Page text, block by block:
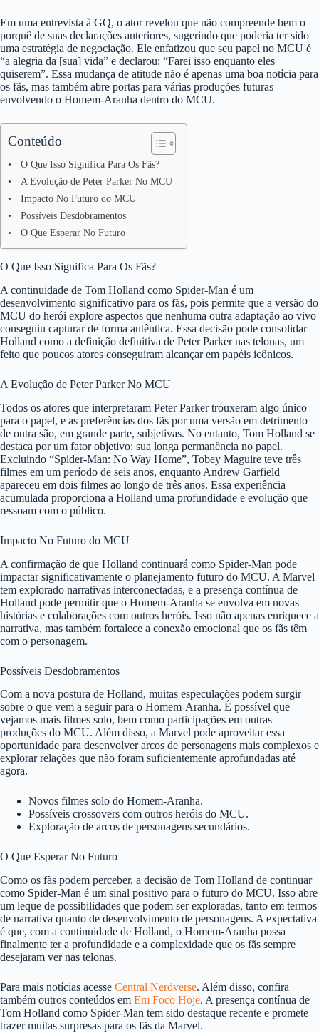
Em uma entrevista à GQ, o ator revelou que não compreende bem o
porquê de suas declarações anteriores, sugerindo que poderia ter sido
uma estratégia de negociação. Ele enfatizou que seu papel no MCU é
“a alegria da [sua] vida” e declarou: “Farei isso enquanto eles
quiserem”. Essa mudança de atitude não é apenas uma boa notícia para
os fãs, mas também abre portas para várias produções futuras
envolvendo o Homem-Aranha dentro do MCU.
Conteúdo
O Que Isso Significa Para Os Fãs?
A Evolução de Peter Parker No MCU
Impacto No Futuro do MCU
Possíveis Desdobramentos
O Que Esperar No Futuro
O Que Isso Significa Para Os Fãs?
A continuidade de Tom Holland como Spider-Man é um
desenvolvimento significativo para os fãs, pois permite que a versão do
MCU do herói explore aspectos que nenhuma outra adaptação ao vivo
conseguiu capturar de forma autêntica. Essa decisão pode consolidar
Holland como a definição definitiva de Peter Parker nas telonas, um
feito que poucos atores conseguiram alcançar em papéis icônicos.
A Evolução de Peter Parker No MCU
Todos os atores que interpretaram Peter Parker trouxeram algo único
para o papel, e as preferências dos fãs por uma versão em detrimento
de outra são, em grande parte, subjetivas. No entanto, Tom Holland se
destaca por um fator objetivo: sua longa permanência no papel.
Excluindo “Spider-Man: No Way Home”, Tobey Maguire teve três
filmes em um período de seis anos, enquanto Andrew Garfield
apareceu em dois filmes ao longo de três anos. Essa experiência
acumulada proporciona a Holland uma profundidade e evolução que
ressoam com o público.
Impacto No Futuro do MCU
A confirmação de que Holland continuará como Spider-Man pode
impactar significativamente o planejamento futuro do MCU. A Marvel
tem explorado narrativas interconectadas, e a presença contínua de
Holland pode permitir que o Homem-Aranha se envolva em novas
histórias e colaborações com outros heróis. Isso não apenas enriquece a
narrativa, mas também fortalece a conexão emocional que os fãs têm
com o personagem.
Possíveis Desdobramentos
Com a nova postura de Holland, muitas especulações podem surgir
sobre o que vem a seguir para o Homem-Aranha. É possível que
vejamos mais filmes solo, bem como participações em outras
produções do MCU. Além disso, a Marvel pode aproveitar essa
oportunidade para desenvolver arcos de personagens mais complexos e
explorar relações que não foram suficientemente aprofundadas até
agora.
Novos filmes solo do Homem-Aranha.
Possíveis crossovers com outros heróis do MCU.
Exploração de arcos de personagens secundários.
O Que Esperar No Futuro
Como os fãs podem perceber, a decisão de Tom Holland de continuar
como Spider-Man é um sinal positivo para o futuro do MCU. Isso abre
um leque de possibilidades que podem ser exploradas, tanto em termos
de narrativa quanto de desenvolvimento de personagens. A expectativa
é que, com a continuidade de Holland, o Homem-Aranha possa
finalmente ter a profundidade e a complexidade que os fãs sempre
desejaram ver nas telonas.
Para mais notícias acesse Central Nerdverse. Além disso, confira
também outros conteúdos em Em Foco Hoje. A presença contínua de
Tom Holland como Spider-Man tem sido destaque recente e promete
trazer muitas surpresas para os fãs da Marvel.